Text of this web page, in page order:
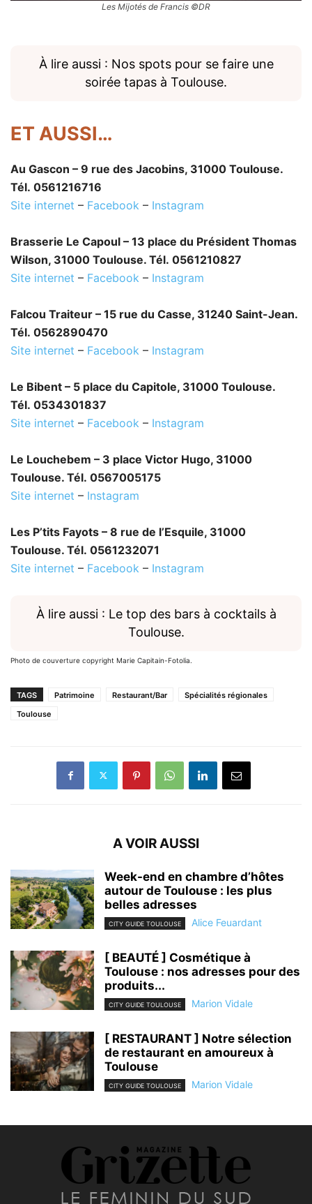
Les Mijotés de Francis ©DR
À lire aussi : Nos spots pour se faire une
soirée tapas à Toulouse.
ET AUSSI…
Au Gascon – 9 rue des Jacobins, 31000 Toulouse.
Tél. 0561216716
Site internet – Facebook – Instagram
Brasserie Le Capoul – 13 place du Président Thomas
Wilson, 31000 Toulouse. Tél. 0561210827
Site internet – Facebook – Instagram
Falcou Traiteur – 15 rue du Casse, 31240 Saint-Jean.
Tél. 0562890470
Site internet – Facebook – Instagram
Le Bibent – 5 place du Capitole, 31000 Toulouse.
Tél. 0534301837
Site internet – Facebook – Instagram
Le Louchebem – 3 place Victor Hugo, 31000
Toulouse. Tél. 0567005175
Site internet – Instagram
Les P’tits Fayots – 8 rue de l’Esquile, 31000
Toulouse. Tél. 0561232071
Site internet – Facebook – Instagram
À lire aussi : Le top des bars à cocktails à
Toulouse.
Photo de couverture copyright Marie Capitain-Fotolia.
TAGS Patrimoine Restaurant/Bar
Spécialités régionales
Toulouse
A VOIR AUSSI
Week-end en chambre d’hôtes
autour de Toulouse : les plus
belles adresses
CITY GUIDE TOULOUSE Alice Feuardant
[ BEAUTÉ ] Cosmétique à
Toulouse : nos adresses pour des
produits...
CITY GUIDE TOULOUSE Marion Vidale
[ RESTAURANT ] Notre sélection
de restaurant en amoureux à
Toulouse
CITY GUIDE TOULOUSE Marion Vidale